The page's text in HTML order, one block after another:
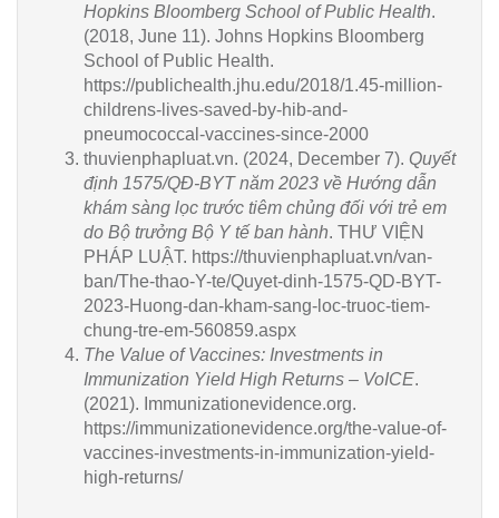
Hopkins Bloomberg School of Public Health.
(2018, June 11). Johns Hopkins Bloomberg
School of Public Health.
https://publichealth.jhu.edu/2018/1.45-million-
childrens-lives-saved-by-hib-and-
pneumococcal-vaccines-since-2000
thuvienphapluat.vn. (2024, December 7). Quyết
định 1575/QĐ-BYT năm 2023 về Hướng dẫn
khám sàng lọc trước tiêm chủng đối với trẻ em
do Bộ trưởng Bộ Y tế ban hành. THƯ VIỆN
PHÁP LUẬT. https://thuvienphapluat.vn/van-
ban/The-thao-Y-te/Quyet-dinh-1575-QD-BYT-
2023-Huong-dan-kham-sang-loc-truoc-tiem-
chung-tre-em-560859.aspx
The Value of Vaccines: Investments in
Immunization Yield High Returns – VoICE.
(2021). Immunizationevidence.org.
https://immunizationevidence.org/the-value-of-
vaccines-investments-in-immunization-yield-
high-returns/